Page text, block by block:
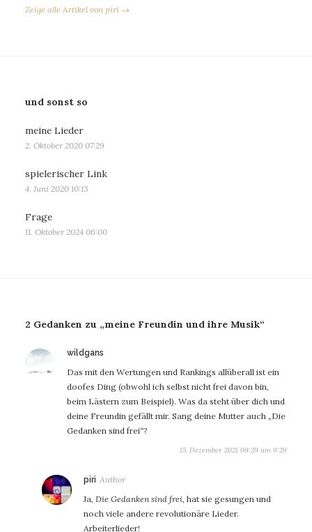
Zeige alle Artikel von piri →
und sonst so
meine Lieder
2. Oktober 2020 07:29
spielerischer Link
4. Juni 2020 10:13
Frage
11. Oktober 2024 06:00
2 Gedanken zu „meine Freundin und ihre Musik“
wildgans
Das mit den Wertungen und Rankings allüberall ist ein
doofes Ding (obwohl ich selbst nicht frei davon bin,
beim Lästern zum Beispiel). Was da steht über dich und
deine Freundin gefällt mir. Sang deine Mutter auch „Die
Gedanken sind frei“?
15. Dezember 2021 09:29 um 9:29
piri sagt:
Ja, Die Gedanken sind frei, hat sie gesungen und
noch viele andere revolutionäre Lieder.
Arbeiterlieder!